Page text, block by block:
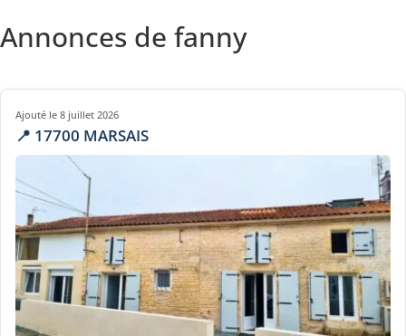
Annonces de fanny
Ajouté le 8 juillet 2026
📍 17700 MARSAIS